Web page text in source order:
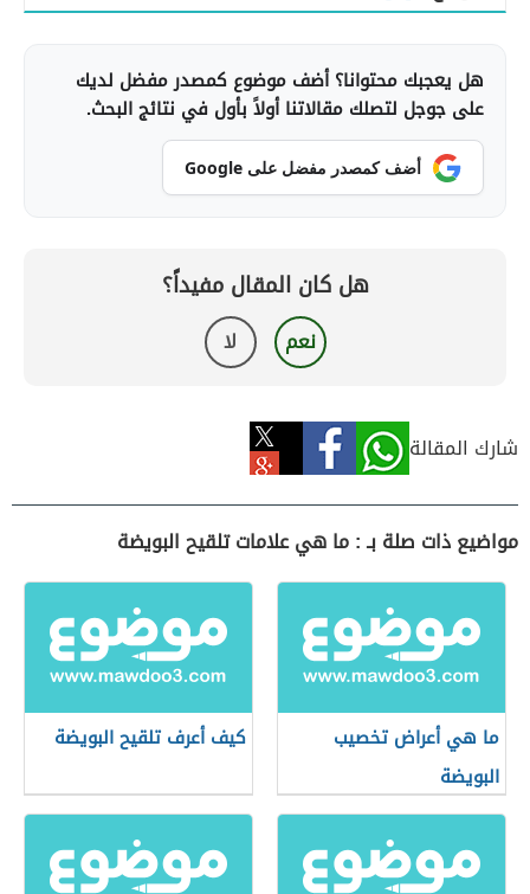
هل يعجبك محتوانا؟ أضف موضوع كمصدر مفضل لديك
على جوجل لتصلك مقالاتنا أولاً بأول في نتائج البحث.
أضف كمصدر مفضل على Google
هل كان المقال مفيداً؟
نعم لا
شارك المقالة
مواضيع ذات صلة بـ : ما هي علامات تلقيح البويضة
ما هي أعراض تخصيب
البويضة
كيف أعرف تلقيح البويضة